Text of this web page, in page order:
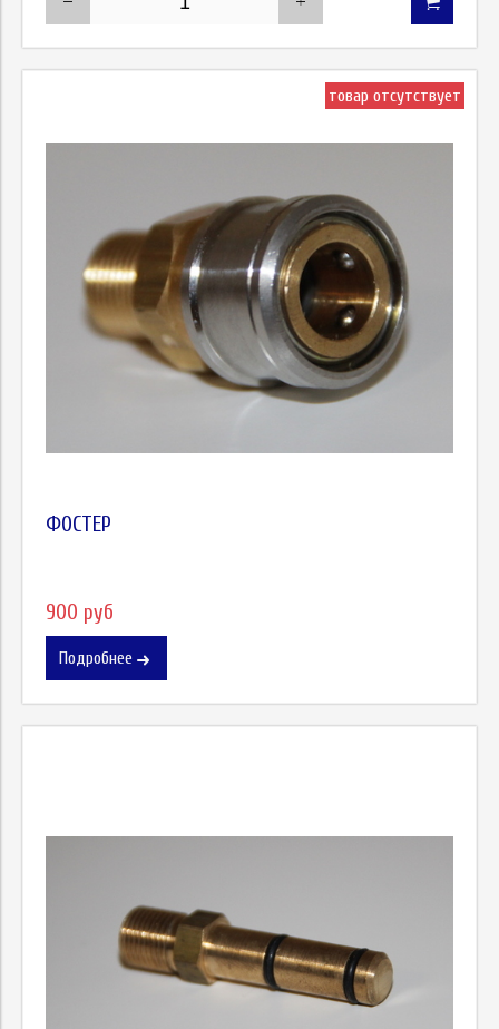
товар отсутствует
ФОСТЕР
900 руб
Подробнее